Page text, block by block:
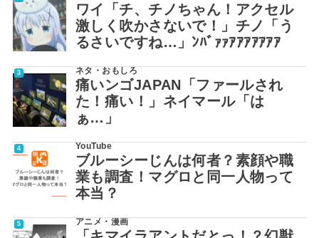
ワイ「チ、チノちゃん！アクセル
激しく吹かさないで！」チノ「う
るさいですね…」ﾝﾊﾞｧｧｱｱｱｱｱｱｱ
ネタ・おもしろ
痛いンゴJAPAN「ファールされ
た！痛い！」ネイマール「は
ぁ…」
YouTube
ブルーシーじんは何者？素顔や職
業も調査！マグロと同一人物って
本当？
アニメ・漫画